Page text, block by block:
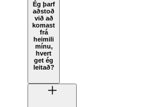
Ég þarf
aðstoð
við að
komast
frá
heimili
mínu,
hvert
get ég
leitað?